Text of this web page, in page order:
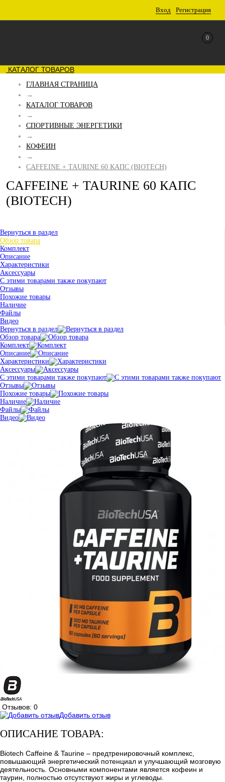
Вход Регистрация
0
КАТАЛОГ ТОВАРОВ
ГЛАВНАЯ СТРАНИЦА
→
КАТАЛОГ ТОВАРОВ
→
СПОРТИВНЫЕ ЭНЕРГЕТИКИ
→
КОФЕИН
→
CAFFEINE + TAURINE 60 КАПС (BIOTECH)
CAFFEINE + TAURINE 60 КАПС
(BIOTECH)
Вернуться в раздел
Обзор товара
Комплект
Описание
Характеристики
Аксессуары
С этими товарами также покупают
Отзывы
Похожие товары
Наличие
Файлы
Видео
Вернуться в раздел
Обзор товара
Комплект
Описание
Характеристики
Аксессуары
С этими товарами также покупают
Отзывы
Похожие товары
Наличие
Файлы
Видео
Отзывов: 0
Добавить отзыв
ОПИСАНИЕ ТОВАРА:
Biotech Caffeine & Taurine – предтренировочный комплекс,
повышающий энергетический потенциал и улучшающий мозговую
деятельность. Основными компонентами является кофеин и
таурин, полностью отсутствуют жиры и углеводы.